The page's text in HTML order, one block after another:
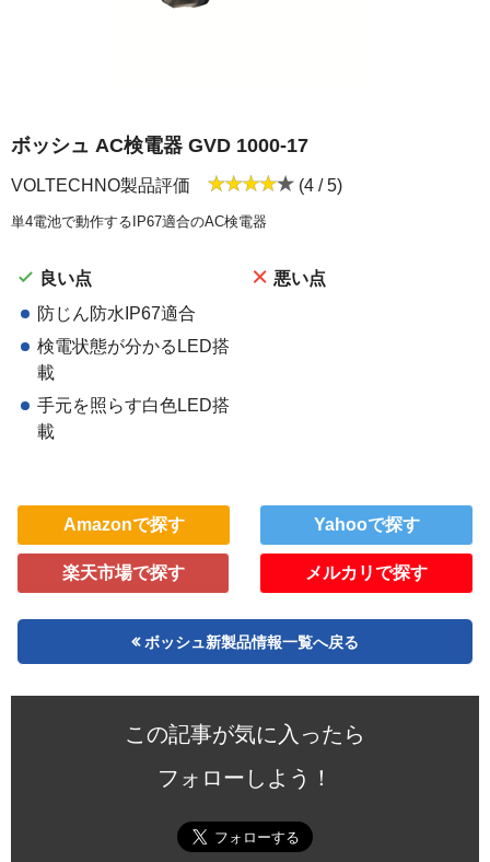
ボッシュ AC検電器 GVD 1000-17
VOLTECHNO製品評価 (4 / 5)
単4電池で動作するIP67適合のAC検電器
良い点
防じん防水IP67適合
検電状態が分かるLED搭
載
手元を照らす白色LED搭
載
悪い点
Amazonで探す
楽天市場で探す
Yahooで探す
メルカリで探す
ボッシュ新製品情報一覧へ戻る
この記事が気に入ったら
フォローしよう！